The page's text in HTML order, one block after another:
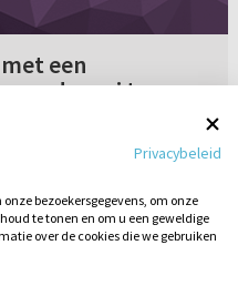
een
vader zei tegen
een meisje. Zij heeft
Haar vader zei tegen
jongen krijgen?",
29-05-2006
Privacybeleid
bezoekersgegevens, om onze
te tonen en om u een geweldige
over de cookies die we gebruiken